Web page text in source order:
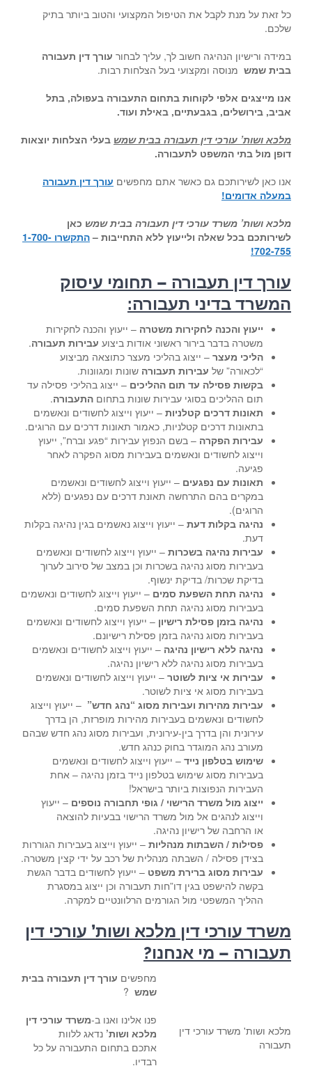
כל זאת על מנת לקבל את הטיפול המקצועי והטוב ביותר בתיק
שלכם.
במידה ורישיון הנהיגה חשוב לך, עליך לבחור עורך דין תעבורה
בבית שמש מנוסה ומקצועי בעל הצלחות רבות.
אנו מייצגים אלפי לקוחות בתחום התעבורה בעפולה, בתל
אביב, בירושלים, בגבעתיים, באילת ועוד.
מלכא ושות’ עורכי דין תעבורה בבית שמש בעלי הצלחות יוצאות
דופן מול בתי המשפט לתעבורה.
אנו כאן לשירותכם גם כאשר אתם מחפשים עורך דין תעבורה
במעלה אדומים!
מלכא ושות’ משרד עורכי דין תעבורה בבית שמש כאן
לשירותכם בכל שאלה ולייעוץ ללא התחייבות –
התקשרו 1-700-
702-755!
עורך דין תעבורה – תחומי עיסוק
המשרד בדיני תעבורה:
ייעוץ והכנה לחקירות משטרה – ייעוץ והכנה לחקירות
משטרה בדבר בירור ראשוני אודות ביצוע עבירות תעבורה.
הליכי מעצר – ייצוג בהליכי מעצר כתוצאה מביצוע
“לכאורה” של עבירות תעבורה שונות ומגוונות.
בקשות פסילה עד תום ההליכים – ייצוג בהליכי פסילה עד
תום ההליכים בסוגי עבירות שונות בתחום התעבורה.
תאונות דרכים קטלניות – ייעוץ וייצוג לחשודים ונאשמים
בתאונות דרכים קטלניות, כאמור תאונות דרכים עם הרוגים.
עבירות הפקרה – בשם הנפוץ עבירות “פגע וברח”, ייעוץ
וייצוג לחשודים ונאשמים בעבירות מסוג הפקרה לאחר
פגיעה.
תאונות עם נפגעים – ייעוץ וייצוג לחשודים ונאשמים
במקרים בהם התרחשה תאונת דרכים עם נפגעים (ללא
הרוגים).
נהיגה בקלות דעת – ייעוץ וייצוג נאשמים בגין נהיגה בקלות
דעת.
עבירות נהיגה בשכרות – ייעוץ וייצוג לחשודים ונאשמים
בעבירות מסוג נהיגה בשכרות וכן במצב של סירוב לערוך
בדיקת שכרות/ בדיקת ינשוף.
נהיגה תחת השפעת סמים – ייעוץ וייצוג לחשודים ונאשמים
בעבירות מסוג נהיגה תחת השפעת סמים.
נהיגה בזמן פסילת רישיון – ייעוץ וייצוג לחשודים ונאשמים
בעבירות מסוג נהיגה בזמן פסילת רישיונם.
נהיגה ללא רישיון נהיגה – ייעוץ וייצוג לחשודים ונאשמים
בעבירות מסוג נהיגה ללא רישיון נהיגה.
עבירות אי ציות לשוטר – ייעוץ וייצוג לחשודים ונאשמים
בעבירות מסוג אי ציות לשוטר.
עבירות מהירות ועבירות מסוג “נהג חדש” – ייעוץ וייצוג
לחשודים ונאשמים בעבירות מהירות מופרזת, הן בדרך
עירונית והן בדרך בין-עירונית, ועבירות מסוג נהג חדש שבהם
מעורב נהג המוגדר בחוק כנהג חדש.
שימוש בטלפון נייד – ייעוץ וייצוג לחשודים ונאשמים
בעבירות מסוג שימוש בטלפון נייד בזמן נהיגה – אחת
העבירות הנפוצות ביותר בישראל!
ייצוג מול משרד הרישוי / גופי תחבורה נוספים – ייעוץ
וייצוג לנהגים אל מול משרד הרישוי בבעיות להוצאה
או הרחבה של רישיון נהיגה.
פסילות / השבתות מנהליות – ייעוץ וייצוג בעבירות הגוררות
בצידן פסילה / השבתה מנהלית של רכב על ידי קצין משטרה.
עבירות מסוג ברירת משפט – ייעוץ לחשודים בדבר הגשת
בקשה להישפט בגין דו”חות תעבורה וכן ייצוג במסגרת
ההליך המשפטי מול הגורמים הרלוונטיים למקרה.
משרד עורכי דין מלכא ושות’ עורכי דין
תעבורה – מי אנחנו?
מלכא ושות' משרד עורכי דין
תעבורה
מחפשים עורך דין תעבורה בבית
שמש ?
פנו אלינו ואנו ב-משרד עורכי דין
מלכא ושות’ נדאג ללוות
אתכם בתחום התעבורה על כל
רבדיו.